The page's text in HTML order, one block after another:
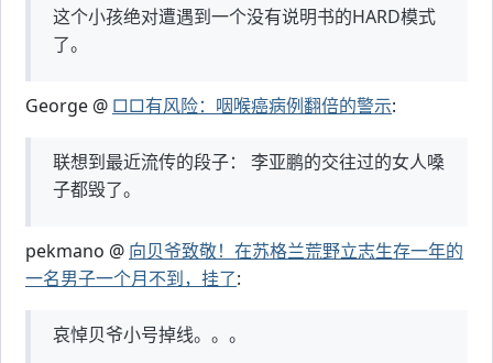
这个小孩绝对遭遇到一个没有说明书的HARD模式
了。
George @ □□有风险：咽喉癌病例翻倍的警示:
联想到最近流传的段子： 李亚鹏的交往过的女人嗓
子都毁了。
pekmano @ 向贝爷致敬！在苏格兰荒野立志生存一年的
一名男子一个月不到，挂了:
哀悼贝爷小号掉线。。。